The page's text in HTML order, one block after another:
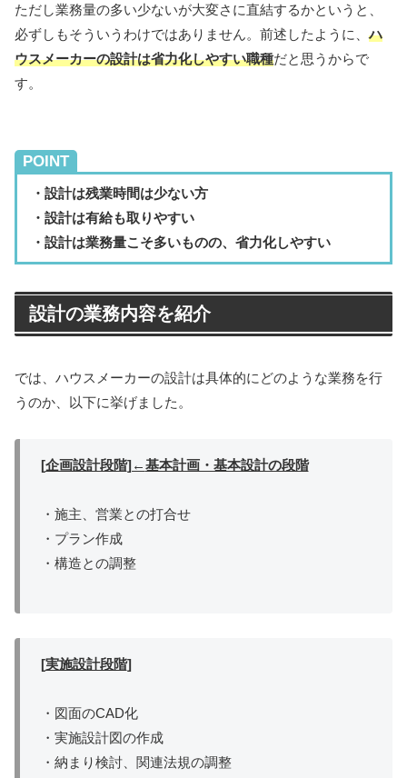
ただし業務量の多い少ないが大変さに直結するかというと、
必ずしもそういうわけではありません。 前述したように、ハ
ウスメーカーの設計は省力化しやすい職種だと思うからで
す。
POINT
・設計は残業時間は少ない方
・設計は有給も取りやすい
・設計は業務量こそ多いものの、省力化しやすい
設計の業務内容を紹介
では、ハウスメーカーの設計は具体的にどのような業務を行
うのか、以下に挙げました。
[企画設計段階]←基本計画・基本設計の段階
・施主、営業との打合せ
・プラン作成
・構造との調整
[実施設計段階]
・図面のCAD化
・実施設計図の作成
・納まり検討、 関連法規の調整